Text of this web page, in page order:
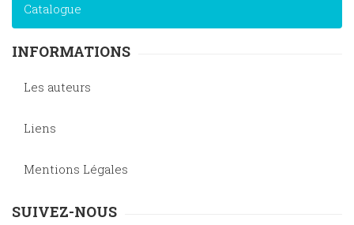
Catalogue
INFORMATIONS
Les auteurs
Liens
Mentions Légales
SUIVEZ-NOUS